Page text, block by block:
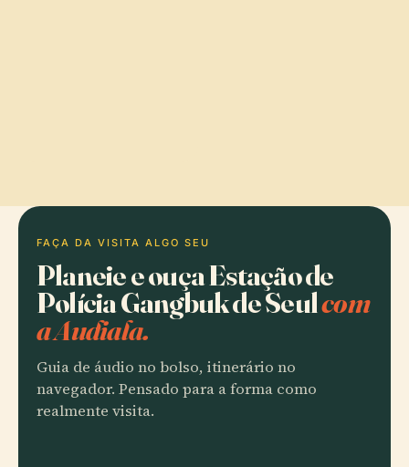
FAÇA DA VISITA ALGO SEU
Planeie e ouça Estação de
Polícia Gangbuk de Seulcom
a Audiala.
Guia de áudio no bolso, itinerário no
navegador. Pensado para a forma como
realmente visita.